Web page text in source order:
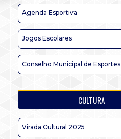
Agenda Esportiva
Jogos Escolares
Conselho Municipal de Esportes
CULTURA
Virada Cultural 2025